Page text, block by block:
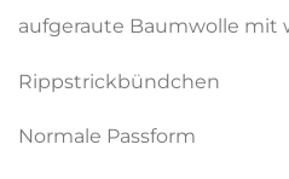
aufgeraute Baumwolle mit
Rippstrickbündchen
Normale Passform